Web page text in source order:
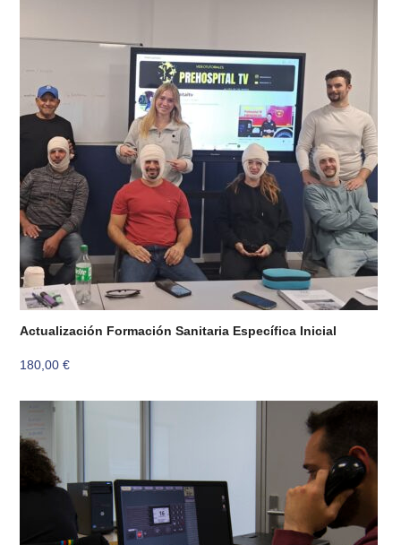
Actualización Formación Sanitaria Específica Inicial
180,00€